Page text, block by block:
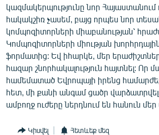
կազմակերպությունը նոր Հայաստանում
հակակշիռ չասեմ, բայց որպես նոր
կոմպոզիտորների միաբանության՝
Կոմպոզիտորների միության
ֆորմատից: Եվ իհարկե, մեր
հազար շնորհակալություն հայտնել: Որ
համեմատած Եվրոպայի իրենց
հետ, մի քանի անգամ ցածր
ամբողջ ուժերը ներդնում են հանուն մեր
Կիսվել Հետևեք մեզ